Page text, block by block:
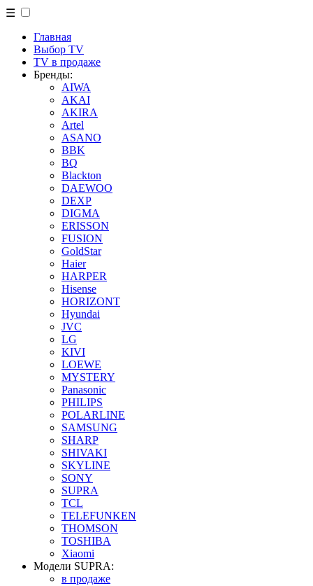
☰
Главная
Выбор TV
TV в продаже
Бренды:
AIWA
AKAI
AKIRA
Artel
ASANO
BBK
BQ
Blackton
DAEWOO
DEXP
DIGMA
ERISSON
FUSION
GoldStar
Haier
HARPER
Hisense
HORIZONT
Hyundai
JVC
LG
KIVI
LOEWE
MYSTERY
Panasonic
PHILIPS
POLARLINE
SAMSUNG
SHARP
SHIVAKI
SKYLINE
SONY
SUPRA
TCL
TELEFUNKEN
THOMSON
TOSHIBA
Xiaomi
Модели SUPRA:
в продаже